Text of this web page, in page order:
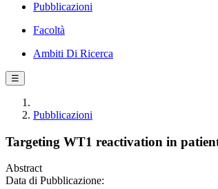
Pubblicazioni
Facoltà
Ambiti Di Ricerca
☰
Pubblicazioni
Targeting WT1 reactivation in
Abstract
Data di Pubblicazione: